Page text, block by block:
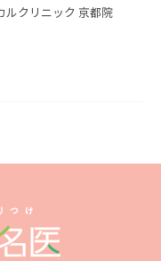
ルクリニック 京都院